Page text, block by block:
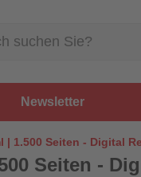
Newsletter
| 1.500 Seiten - Digital
Seiten -